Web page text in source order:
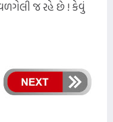
જ રહે છે ! કેવું